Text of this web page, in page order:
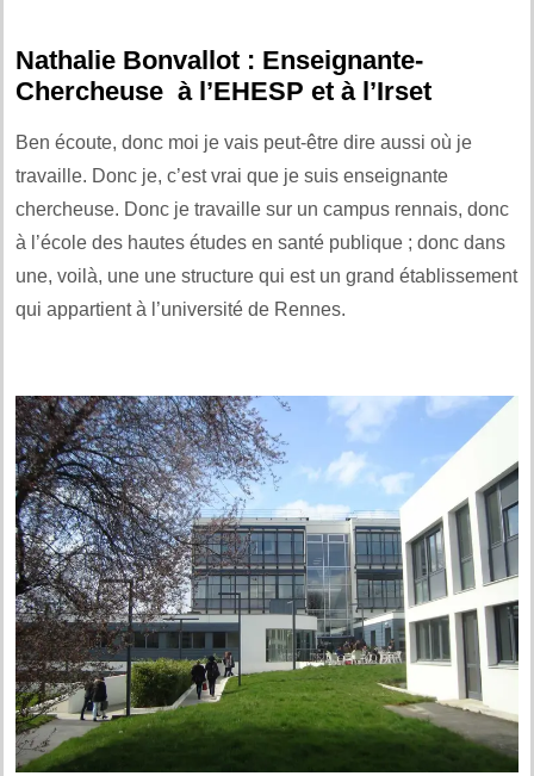
Nathalie Bonvallot : Enseignante-
Chercheuse à l’EHESP et à l’Irset
Ben écoute, donc moi je vais peut-être dire aussi où je
travaille. Donc je, c’est vrai que je suis enseignante
chercheuse. Donc je travaille sur un campus rennais, donc
à l’école des hautes études en santé publique ; donc dans
une, voilà, une une structure qui est un grand établissement
qui appartient à l’université de Rennes.